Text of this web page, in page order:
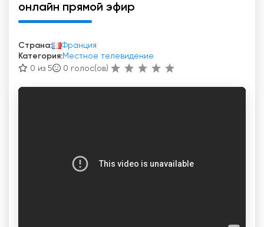
онлайн прямой эфир
Страна:
Франция
Категория:Местное телевидение
0 из 5
0 голос(ов)